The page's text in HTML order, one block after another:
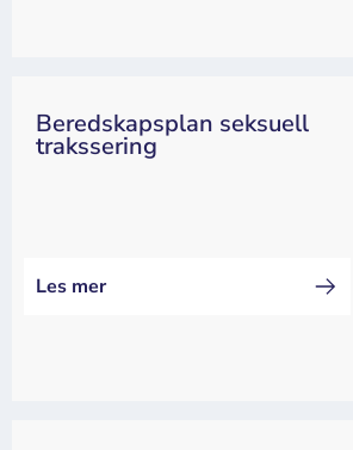
Beredskapsplan seksuell
trakssering
Les mer